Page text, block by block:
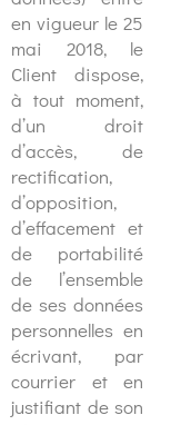
en vigueur le 25
mai 2018, le
Client dispose,
à tout moment,
d’un droit
d’accès, de
rectification,
d’opposition,
d’effacement et
de portabilité
de l’ensemble
de ses données
personnelles en
écrivant, par
courrier et en
justifiant de son